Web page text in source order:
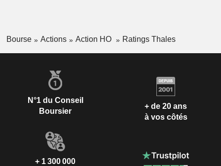
Bourse Actions Action HO Ratings Thales
N°1 du Conseil
Boursier
+ de 20 ans
à vos côtés
+ 1 300 000